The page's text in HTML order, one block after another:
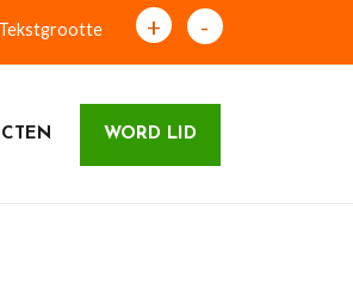
Tekstgrootte + -
WORD LID